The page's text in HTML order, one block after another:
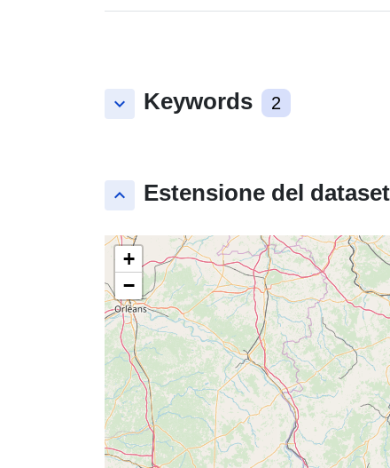
keyboard_arrow_down Keywords 2
keyboard_arrow_up Estensione del dataset
+
−